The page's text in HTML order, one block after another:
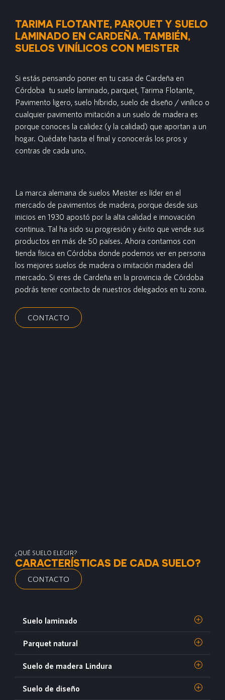
TARIMA FLOTANTE, PARQUET Y SUELO
LAMINADO EN CARDEÑA. TAMBIÉN,
SUELOS VINÍLICOS CON MEISTER
Si estás pensando poner en tu casa de Cardeña en
Córdoba tu suelo laminado, parquet, Tarima Flotante,
Pavimento ligero, suelo híbrido, suelo de diseño / vinílico o
cualquier pavimento imitación a un suelo de madera es
porque conoces la calidez (y la calidad) que aportan a un
hogar. Quédate hasta el final y conocerás los pros y
contras de cada uno.
La marca alemana de suelos Meister es líder en el
mercado de pavimentos de madera, porque desde sus
inicios en 1930 apostó por la alta calidad e innovación
continua. Tal ha sido su progresión y éxito que vende sus
productos en más de 50 países. Ahora contamos con
tienda física en Córdoba donde podemos ver en persona
los mejores suelos de madera o imitación madera del
mercado. Si eres de Cardeña en la provincia de Córdoba
podrás tener contacto de nuestros delegados en tu zona.
CONTACTO
¿QUÉ SUELO ELEGIR?
CARACTERÍSTICAS DE CADA SUELO?
CONTACTO
Suelo laminado
Parquet natural
Suelo de madera Lindura
Suelo de diseño